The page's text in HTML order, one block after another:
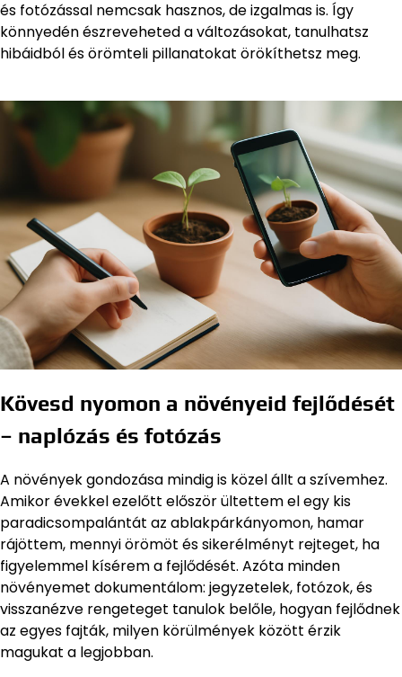
és fotózással nemcsak hasznos, de izgalmas is. Így
könnyedén észreveheted a változásokat, tanulhatsz
hibáidból és örömteli pillanatokat örökíthetsz meg.
Kövesd nyomon a növényeid fejlődését
– naplózás és fotózás
A növények gondozása mindig is közel állt a szívemhez.
Amikor évekkel ezelőtt először ültettem el egy kis
paradicsompalántát az ablakpárkányomon, hamar
rájöttem, mennyi örömöt és sikerélményt rejteget, ha
figyelemmel kísérem a fejlődését. Azóta minden
növényemet dokumentálom: jegyzetelek, fotózok, és
visszanézve rengeteget tanulok belőle, hogyan fejlődnek
az egyes fajták, milyen körülmények között érzik
magukat a legjobban.